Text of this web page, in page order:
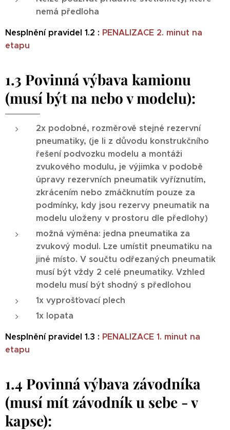
nemá předloha
Nesplnění pravidel 1.2 : PENALIZACE 2. minut na
etapu
1.3 Povinná výbava kamionu
(musí být na nebo v modelu):
2x podobné, rozměrově stejné rezervní
pneumatiky, (je li z důvodu konstrukčního
řešení podvozku modelu a montáži
zvukového modulu, je výjimka v podobě
úpravy rezervních pneumatik vyříznutím,
zkrácením nebo zmáčknutím pouze za
podmínky, kdy jsou rezervy pneumatik na
modelu uloženy v prostoru dle předlohy)
možná výměna: jedna pneumatika za
zvukový modul. Lze umístit pneumatiku na
jiné místo. V součtu odřezaných pneumatik
musí být vždy 2 celé pneumatiky. Vzhled
modelu musí být shodný s předlohou
1x vyprošťovací plech
1x lopata
Nesplnění pravidel 1.3 : PENALIZACE 1. minut na
etapu
1.4 Povinná výbava závodníka
(musí mít závodník u sebe - v
kapse):